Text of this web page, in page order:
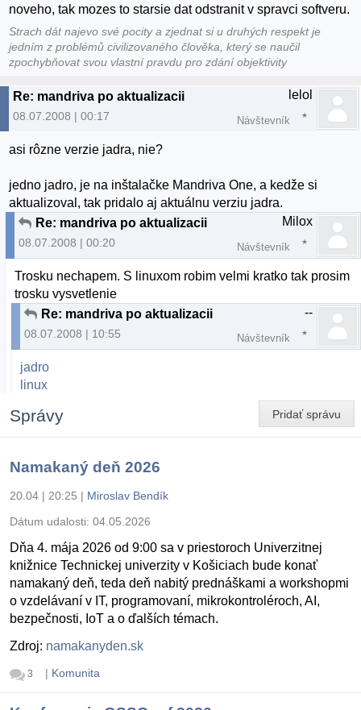
noveho, tak mozes to starsie dat odstranit v spravci softveru.
Strach dát najevo své pocity a zjednat si u druhých respekt je
jedním z problémů civilizovaného člověka, který se naučil
zpochybňovat svou vlastní pravdu pro zdání objektivity
Re: mandriva po aktualizacii
08.07.2008 | 00:17
lelol
Návštevník
asi rôzne verzie jadra, nie?
jedno jadro, je na inštalačke Mandriva One, a kedže si
aktualizoval, tak pridalo aj aktuálnu verziu jadra.
Re: mandriva po aktualizacii
08.07.2008 | 00:20
Milox
Návštevník
Trosku nechapem. S linuxom robim velmi kratko tak prosim
trosku vysvetlenie
Re: mandriva po aktualizacii
08.07.2008 | 10:55
--
Návštevník
jadro
linux
Pridať správu
Správy
Namakaný deň 2026
20.04 | 20:25 | Miroslav Bendík
Dátum udalosti: 04.05.2026
Dňa 4. mája 2026 od 9:00 sa v priestoroch Univerzitnej
knižnice Technickej univerzity v Košiciach bude konať
namakaný deň, teda deň nabitý prednáškami a workshopmi
o vzdelávaní v IT, programovaní, mikrokontroléroch, AI,
bezpečnosti, IoT a o ďalších témach.
Zdroj: namakanyden.sk
3 | Komunita